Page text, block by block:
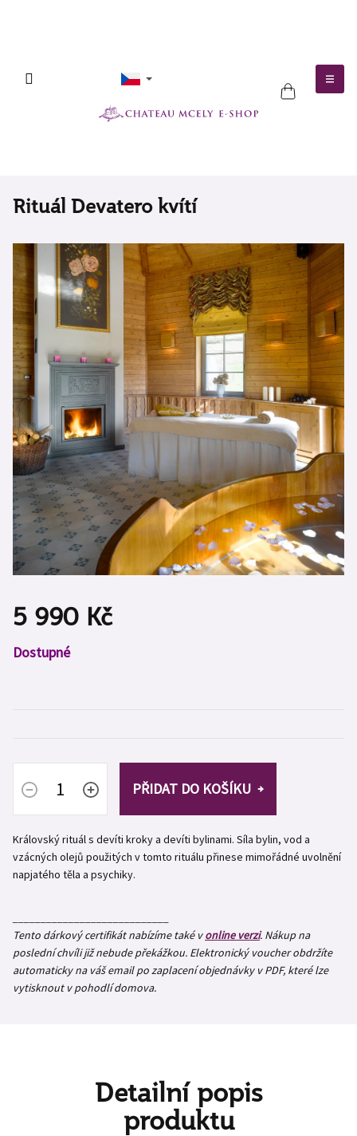
NÁKUPNÍ
Rituál Devatero kvítí
5 990 Kč
Měrná
cena:
Dostupné
PŘIDAT DO KOŠÍKU
Královský rituál s devíti kroky a devíti bylinami. Síla bylin, vod a
vzácných olejů použitých v tomto rituálu přinese mimořádné uvolnění
napjatého těla a psychiky.
Tento dárkový certifikát nabízíme také vonline verzi. Nákup na
poslední chvíli již nebude překážkou. Elektronický voucher obdržíte
automaticky na váš email po zaplacení objednávky v PDF, které lze
vytisknout v pohodlí domova.
Detailní popis
produktu